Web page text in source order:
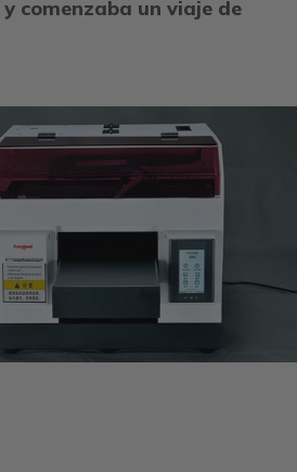
comenzaba un viaje de